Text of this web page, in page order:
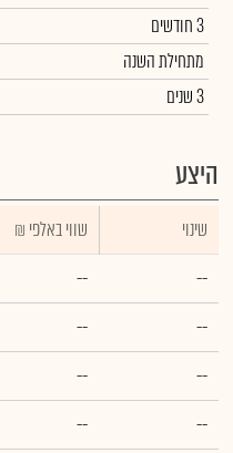
3 חודשים
מתחילת השנה
3 שנים
היצע
שינוי ₪ שווי באלפי
--
--
--
--
--
--
--
--